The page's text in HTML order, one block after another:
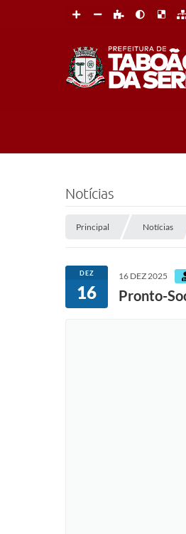
Notícias
Principal Notícias
DEZ
16
16 DEZ 2025
Pronto-